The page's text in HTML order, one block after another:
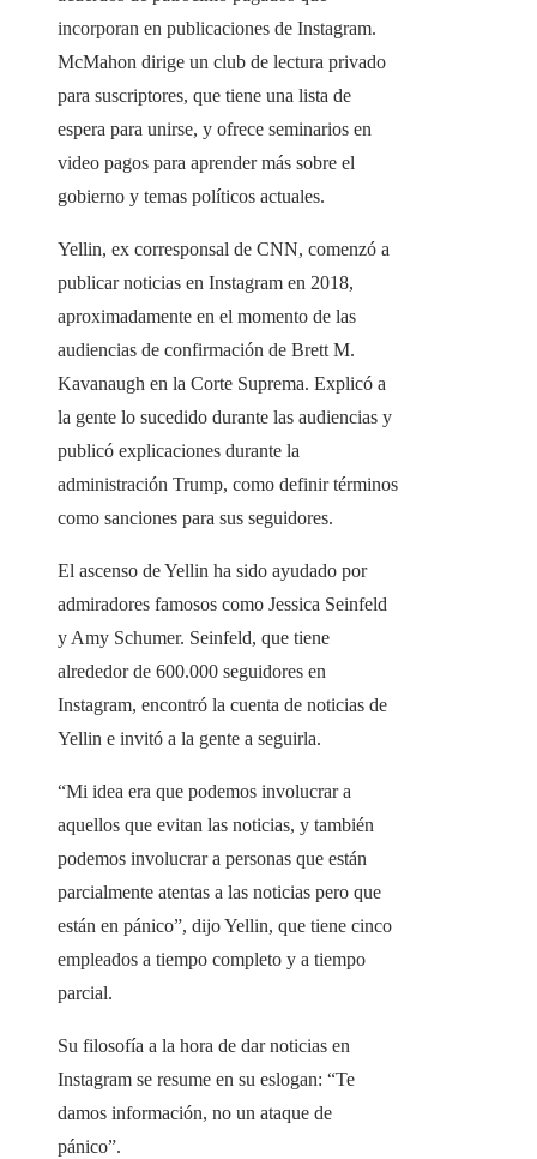
incorporan en publicaciones de Instagram.
McMahon dirige un club de lectura privado
para suscriptores, que tiene una lista de
espera para unirse, y ofrece seminarios en
video pagos para aprender más sobre el
gobierno y temas políticos actuales.
Yellin, ex corresponsal de CNN, comenzó a
publicar noticias en Instagram en 2018,
aproximadamente en el momento de las
audiencias de confirmación de Brett M.
Kavanaugh en la Corte Suprema. Explicó a
la gente lo sucedido durante las audiencias y
publicó explicaciones durante la
administración Trump, como definir términos
como sanciones para sus seguidores.
El ascenso de Yellin ha sido ayudado por
admiradores famosos como Jessica Seinfeld
y Amy Schumer. Seinfeld, que tiene
alrededor de 600.000 seguidores en
Instagram, encontró la cuenta de noticias de
Yellin e invitó a la gente a seguirla.
“Mi idea era que podemos involucrar a
aquellos que evitan las noticias, y también
podemos involucrar a personas que están
parcialmente atentas a las noticias pero que
están en pánico”, dijo Yellin, que tiene cinco
empleados a tiempo completo y a tiempo
parcial.
Su filosofía a la hora de dar noticias en
Instagram se resume en su eslogan: “Te
damos información, no un ataque de
pánico”.